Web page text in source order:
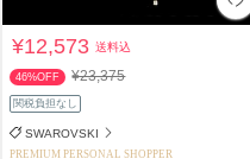
¥12,573送料込
46%OFF ¥23,375
関税負担なし
SWAROVSKI
PREMIUM PERSONAL SHOPPER